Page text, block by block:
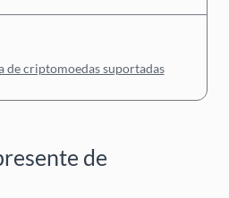
de criptomoedas suportadas
de